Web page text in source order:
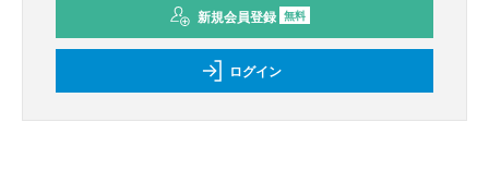
新規会員登録 無料
ログイン